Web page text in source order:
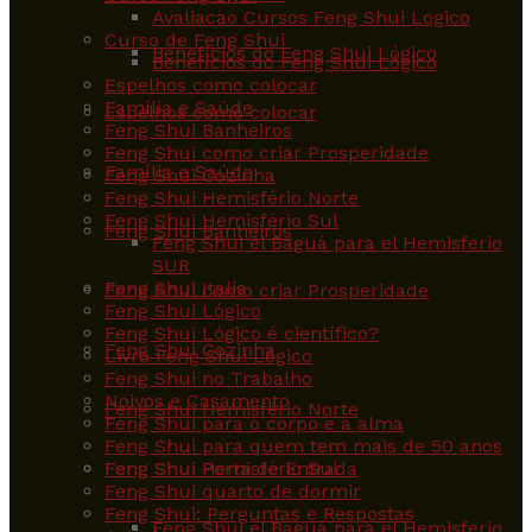
Benefícios do Feng Shui Lógico
Espelhos como colocar
Família e Saúde
Feng Shui Banheiros
Feng Shui como criar Prosperidade
Feng Shui Cozinha
Feng Shui Hemisfério Norte
Feng Shui Hemisfério Sul
Avaliacao Cursos Feng Shui Logico
Curso de Feng Shui
Benefícios do Feng Shui Lógico
Espelhos como colocar
Família e Saúde
Feng Shui Banheiros
Feng Shui como criar Prosperidade
Feng Shui Cozinha
Feng Shui Hemisfério Norte
Feng Shui Hemisfério Sul
Feng Shui el Baguá para el Hemisferio
SUR
Feng Shui Italia
Feng Shui Lógico
Feng Shui Lógico é científico?
Livro Feng Shui Lógico
Feng Shui no Trabalho
Noivos e Casamento
Feng Shui para o corpo e a alma
Feng Shui para quem tem mais de 50 anos
Feng Shui Porta de Entrada
Feng Shui quarto de dormir
Feng Shui: Perguntas e Respostas